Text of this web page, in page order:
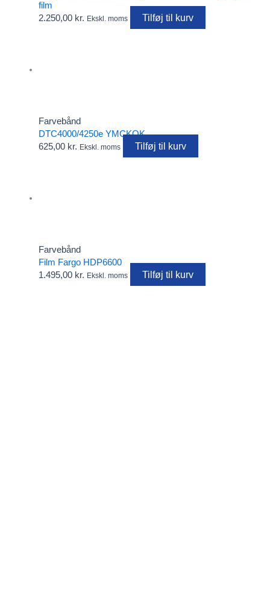
film
2.250,00 kr. Ekskl. moms Tilføj til kurv
Farvebånd
DTC4000/4250e YMCKOK
625,00 kr. Ekskl. moms Tilføj til kurv
Farvebånd
Film Fargo HDP6600
1.495,00 kr. Ekskl. moms Tilføj til kurv